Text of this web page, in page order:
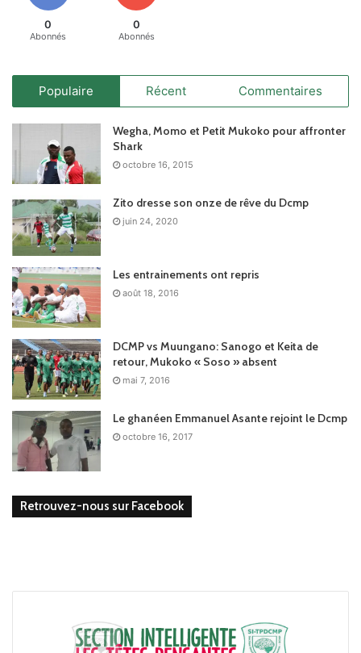
0
Abonnés
0
Abonnés
Populaire Récent Commentaires
Wegha, Momo et Petit Mukoko pour affronter
Shark
octobre 16, 2015
Zito dresse son onze de rêve du Dcmp
juin 24, 2020
Les entrainements ont repris
août 18, 2016
DCMP vs Muungano: Sanogo et Keita de
retour, Mukoko « Soso » absent
mai 7, 2016
Le ghanéen Emmanuel Asante rejoint le Dcmp
octobre 16, 2017
Retrouvez-nous sur Facebook